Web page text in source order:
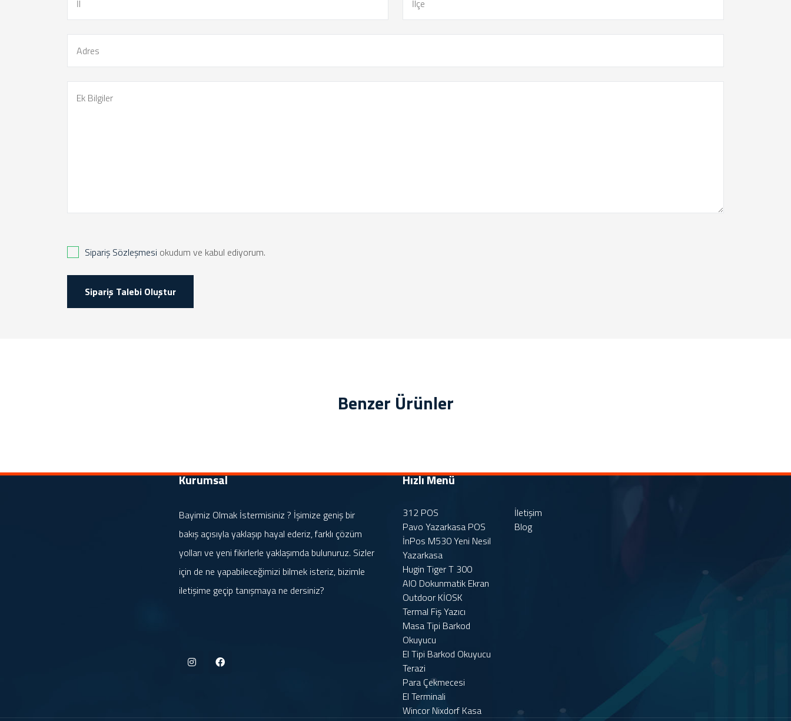
Sipariş Sözleşmesi okudum ve kabul ediyorum.
Sipariş Talebi Oluştur
Benzer Ürünler
Kurumsal
Bayimiz Olmak İstermisiniz ? İşimize geniş bir
bakış açısıyla yaklaşıp hayal ederiz, farklı çözüm
yolları ve yeni fikirlerle yaklaşımda bulunuruz. Sizler
için de ne yapabileceğimizi bilmek isteriz, bizimle
iletişime geçip tanışmaya ne dersiniz?
Hızlı Menü
312 POS
Pavo Yazarkasa POS
İnPos M530 Yeni Nesil
Yazarkasa
Hugin Tiger T 300
AIO Dokunmatik Ekran
Outdoor KİOSK
Termal Fiş Yazıcı
Masa Tipi Barkod
Okuyucu
El Tipi Barkod Okuyucu
Terazi
Para Çekmecesi
El Terminali
Wincor Nixdorf Kasa
İletişim
Blog